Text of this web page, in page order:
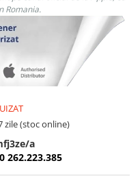
Romania.
zile (stoc online)
a
262.223.385